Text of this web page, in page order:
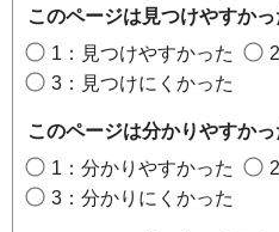
このページは見つけやすかっ
1：見つけやすかった
3：見つけにくかった
このページは分かりやすかっ
1：分かりやすかった
3：分かりにくかった